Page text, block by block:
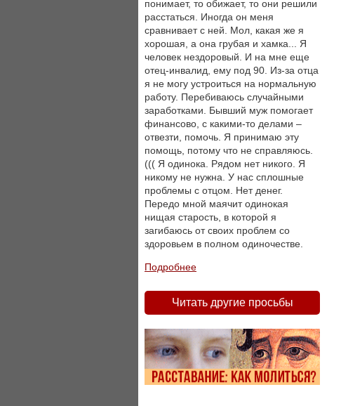
понимает, то обижает, то они решили
расстаться. Иногда он меня
сравнивает с ней. Мол, какая же я
хорошая, а она грубая и хамка... Я
человек нездоровый. И на мне еще
отец-инвалид, ему под 90. Из-за отца
я не могу устроиться на нормальную
работу. Перебиваюсь случайными
заработками. Бывший муж помогает
финансово, с какими-то делами –
отвезти, помочь. Я принимаю эту
помощь, потому что не справляюсь.
((( Я одинока. Рядом нет никого. Я
никому не нужна. У нас сплошные
проблемы с отцом. Нет денег.
Передо мной маячит одинокая
нищая старость, в которой я
загибаюсь от своих проблем со
здоровьем в полном одиночестве.
Подробнее
Читать другие просьбы